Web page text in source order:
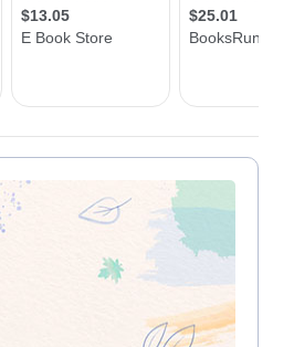
המהנדסים עצמם באמצעות
של כל מהנדס, זווית שנייה
של טופס הפנייה בו תוכלו
מקשר ישיר עם מהנדסי בניין.